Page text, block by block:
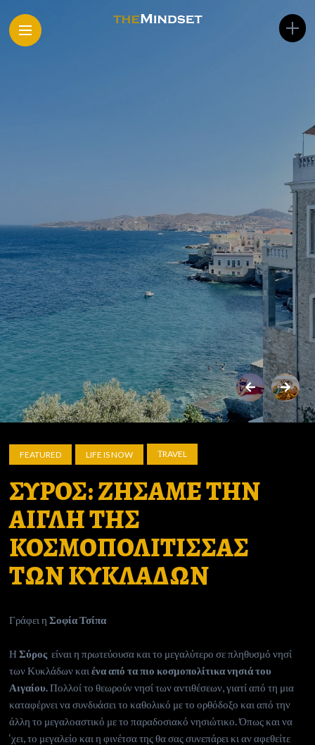
FEATURED LIFE IS NOW ΤRAVEL
ΣΥΡΟΣ: ΖΗΣΑΜΕ ΤΗΝ
ΑΙΓΛΗ ΤΗΣ
ΚΟΣΜΟΠΟΛΙΤΙΣΣΑΣ
ΤΩΝ ΚΥΚΛΑΔΩΝ
Γράφει ηΣοφία Τσίπα
ΗΣύρος είναι η πρωτεύουσα και το μεγαλύτερο σε πληθυσμό νησί
των Κυκλάδων καιένα από τα πιο κοσμοπολίτικα νησιά του
Αιγαίου.Πολλοί το θεωρούν νησί των αντιθέσεων, γιατί από τη μια
καταφέρνει να συνδυάσει το καθολικό με το ορθόδοξο και από την
άλλη το μεγαλοαστικό με το παραδοσιακό νησιώτικο. Όπως και να
‘χει, το μεγαλείο και η φινέτσα της θα σας συνεπάρει κι αν αφεθείτε